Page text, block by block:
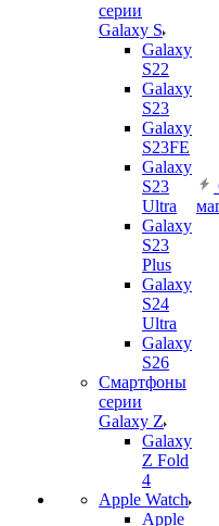
серии
Galaxy S
Galaxy
S22
Galaxy
S23
Galaxy
S23FE
Galaxy
S23
Ultra
Galaxy
S23
Plus
Galaxy
S24
Ultra
Galaxy
S26
Смартфоны
серии
Galaxy Z
Galaxy
Z Fold
4
Apple Watch
Apple